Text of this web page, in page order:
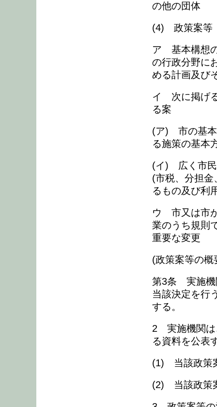
の他の団体
(4) 政策案等
ア 基本構想
の行政分野に
める計画及び
イ 次に掲げ
る案
(ア) 市の基本
る施策の基本
(イ) 広く市民
(市税、分担
るもの及び利
ウ 市又は市
業のうち規則
重要な変更
(政策案等の概
第3条 実施機
当該決定を行
する。
2 実施機関は
る資料を公表
(1) 当該政策
(2) 当該政策